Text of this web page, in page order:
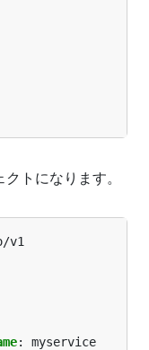
トになります。
v1
:
myservice